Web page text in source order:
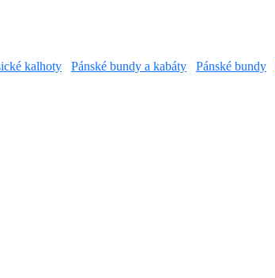
kalhoty Pánské bundy a kabáty Pánské bundy